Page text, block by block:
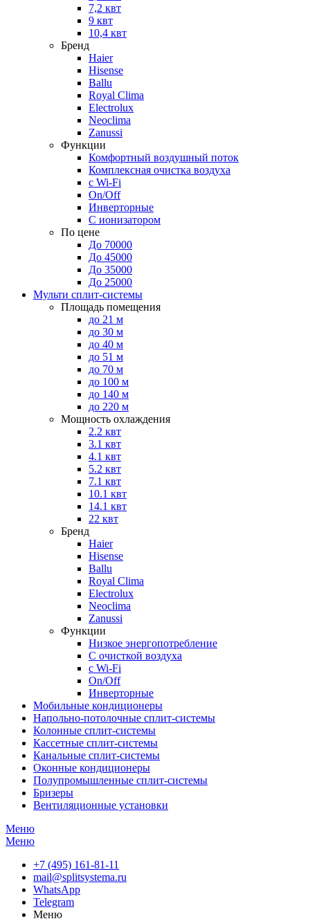
7,2 квт
9 квт
10,4 квт
Бренд
Haier
Hisense
Ballu
Royal Clima
Electrolux
Neoclima
Zanussi
Функции
Комфортный воздушный поток
Комплексная очистка воздуха
с Wi-Fi
On/Off
Инверторные
С ионизатором
По цене
До 70000
До 45000
До 35000
До 25000
Мульти сплит-системы
Площадь помещения
до 21 м
до 30 м
до 40 м
до 51 м
до 70 м
до 100 м
до 140 м
до 220 м
Мощность охлаждения
2.2 квт
3.1 квт
4.1 квт
5.2 квт
7.1 квт
10.1 квт
14.1 квт
22 квт
Бренд
Haier
Hisense
Ballu
Royal Clima
Electrolux
Neoclima
Zanussi
Функции
Низкое энергопотребление
С очисткой воздуха
с Wi-Fi
On/Off
Инверторные
Мобильные кондиционеры
Напольно-потолоч​ные ​сплит-системы
Колонные ​​сплит-системы
Кассетные сплит-системы
Канальные сплит-системы
Оконные кондиционеры
Полупромышленные сплит-системы
Бризеры
Вентиляционные установки
Меню
Меню
+7 (495) 161-81-11
mail@splitsystema.ru
WhatsApp
Telegram
Меню